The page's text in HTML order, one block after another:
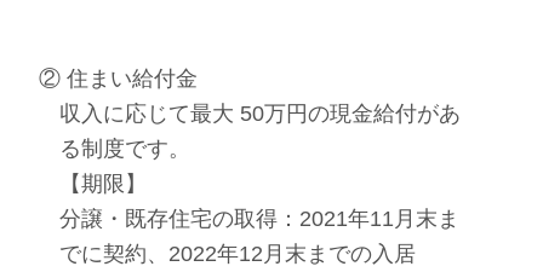
② 住まい給付金
収入に応じて最大 50万円の現金給付があ
る制度です。
【期限】
分譲・既存住宅の取得：2021年11月末ま
でに契約、2022年12月末までの入居